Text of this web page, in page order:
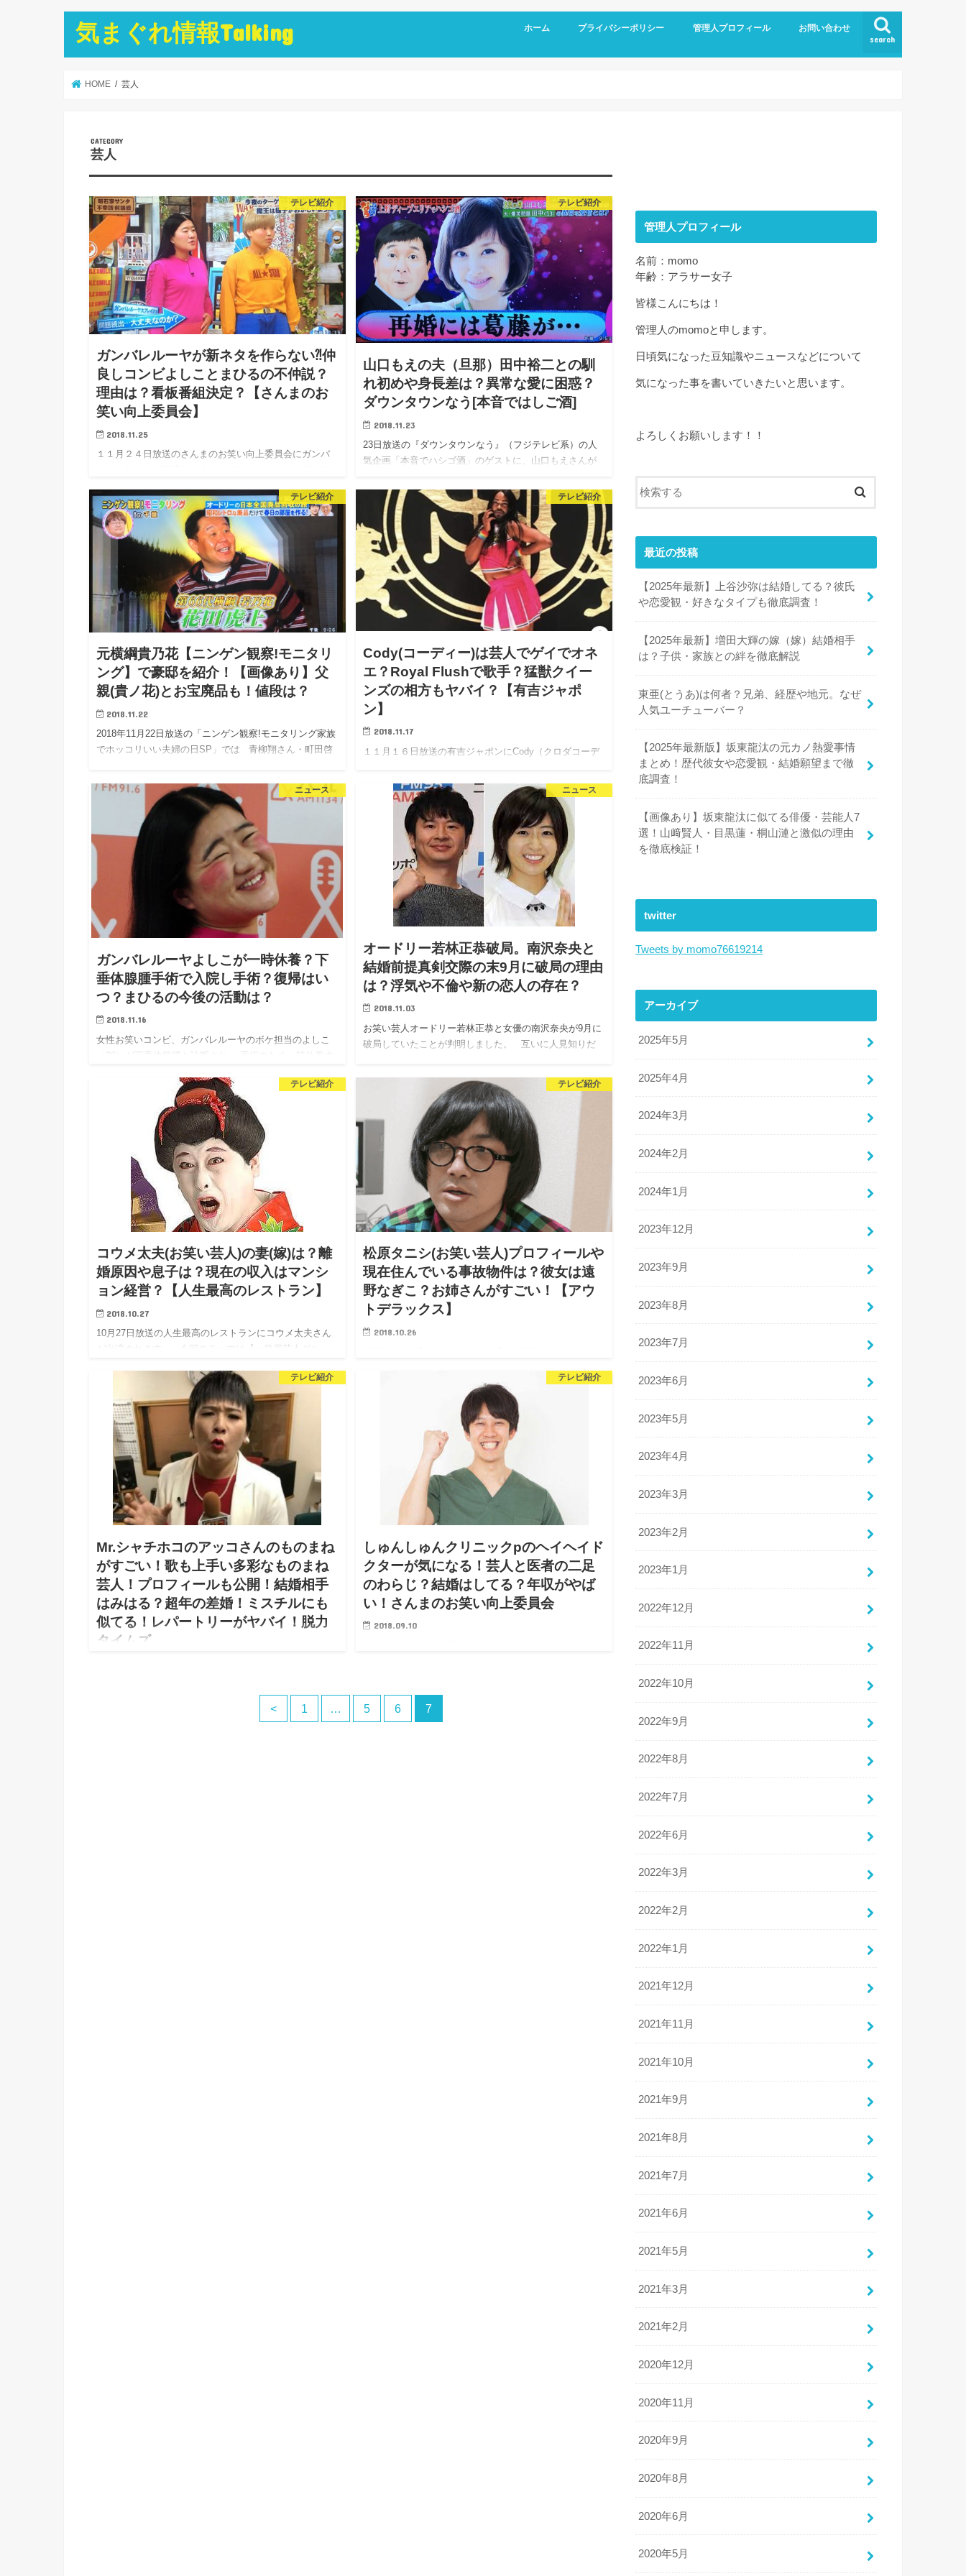
気まぐれ情報Talking search
ホーム プライバシーポリシー 管理人プロフィール お問い合わせ
HOME 芸人
芸人
テレビ紹介
ガンバレルーヤが新ネタを作らない⁈仲
良しコンビよしことまひるの不仲説？
理由は？看板番組決定？【さんまのお
笑い向上委員会】
2018.11.25
１１月２４日放送のさんまのお笑い向上委員会にガンバ
作らなかった真相や、 芸能界…
テレビ紹介
山口もえの夫（旦那）田中裕二との馴
れ初めや身長差は？異常な愛に困惑？
ダウンタウンなう[本音ではしご酒]
2018.11.23
23日放送の『ダウンタウンなう』（フジテレビ系）の人
気企画「本音でハシゴ酒」のゲストに、山口もえさんが
場します 山…
テレビ紹介
元横綱貴乃花【ニンゲン観察!モニタリ
ング】で豪邸を紹介！【画像あり】父
親(貴ノ花)とお宝廃品も！値段は？
2018.11.22
2018年11月22日放送の「ニンゲン観察!モニタリング家族
でホッコリいい夫婦の日SP」では 青柳翔さん・町田啓
命の人が ピッタリ3人現れたら誰を選ぶ？とい…
テレビ紹介
Cody(コーディー)は芸人でゲイでオネ
エ？Royal Flushで歌手？猛獣クイー
ンズの相方もヤバイ？【有吉ジャポ
ン】
2018.11.17
１１月１６日放送の有吉ジャポンにCody（クロダコーデ
人として登場したcodyさん。 調べてみるとブルゾンち
えみの新ユニットの 「Royal Flush…
ニュース
ガンバレルーヤよしこが一時休養？下
垂体腺腫手術で入院し手術？復帰はい
つ？まひるの今後の活動は？
2018.11.16
女性お笑いコンビ、ガンバレルーヤのボケ担当のよしこ
（28）が下垂体腺腫と診断され、 手術のため一時休養す
ージェンシーから発表されました。 復帰はいつなの
ニュース
オードリー若林正恭破局。南沢奈央と
結婚前提真剣交際の末9月に破局の理由
は？浮気や不倫や新の恋人の存在？
2018.11.03
お笑い芸人オードリー若林正恭と女優の南沢奈央が9月に
破局していたことが判明しました。 互いに人見知りだ
結婚前提や結婚寸前と囁かれていたお二人ですが、何
テレビ紹介
コウメ太夫(お笑い芸人)の妻(嫁)は？離
婚原因や息子は？現在の収入はマンシ
ョン経営？【人生最高のレストラン】
2018.10.27
10月27日放送の人生最高のレストランにコウメ太夫さん
が出演されます。 今回のテーマは【一発屋芸人グル
されていました。 そんなコウメさんの元…
テレビ紹介
松原タニシ(お笑い芸人)プロフィールや
現在住んでいる事故物件は？彼女は遠
野なぎこ？お姉さんがすごい！【アウ
トデラックス】
2018.10.26
デラックスに登場します。 今回はタニシさんの現在住ん
でいる事故物件についてや、 彼女の情報や番組…
テレビ紹介
Mr.シャチホコのアッコさんのものまね
がすごい！歌も上手い多彩なものまね
芸人！プロフィールも公開！結婚相手
はみはる？超年の差婚！ミスチルにも
似てる！レパートリーがヤバイ！脱力
タイムズ
すか？ 以前脱力タイムズで出演されていてそっくりす
ぎてびっくりしちゃったので調べてみると、 Mr.シャチホ
テレビ紹介
しゅんしゅんクリニックpのヘイヘイド
クターが気になる！芸人と医者の二足
のわらじ？結婚はしてる？年収がやば
い！さんまのお笑い向上委員会
2018.09.10
足のわらじで活動しているんだとか。売れそ…
< 1 … 5 6 7
管理人プロフィール
名前：momo
年齢：アラサー女子
皆様こんにちは！
管理人のmomoと申します。
日頃気になった豆知識やニュースなどについて
気になった事を書いていきたいと思います。
よろしくお願いします！！
最近の投稿
【2025年最新】上谷沙弥は結婚してる？彼氏
や恋愛観・好きなタイプも徹底調査！
【2025年最新】増田大輝の嫁（嫁）結婚相手
は？子供・家族との絆を徹底解説
東亜(とうあ)は何者？兄弟、経歴や地元。なぜ
人気ユーチューバー？
【2025年最新版】坂東龍汰の元カノ熱愛事情
まとめ！歴代彼女や恋愛観・結婚願望まで徹
底調査！
【画像あり】坂東龍汰に似てる俳優・芸能人7
選！山﨑賢人・目黒蓮・桐山漣と激似の理由
を徹底検証！
twitter
Tweets by momo76619214
アーカイブ
2025年5月
2025年4月
2024年3月
2024年2月
2024年1月
2023年12月
2023年9月
2023年8月
2023年7月
2023年6月
2023年5月
2023年4月
2023年3月
2023年2月
2023年1月
2022年12月
2022年11月
2022年10月
2022年9月
2022年8月
2022年7月
2022年6月
2022年3月
2022年2月
2022年1月
2021年12月
2021年11月
2021年10月
2021年9月
2021年8月
2021年7月
2021年6月
2021年5月
2021年3月
2021年2月
2020年12月
2020年11月
2020年9月
2020年8月
2020年6月
2020年5月